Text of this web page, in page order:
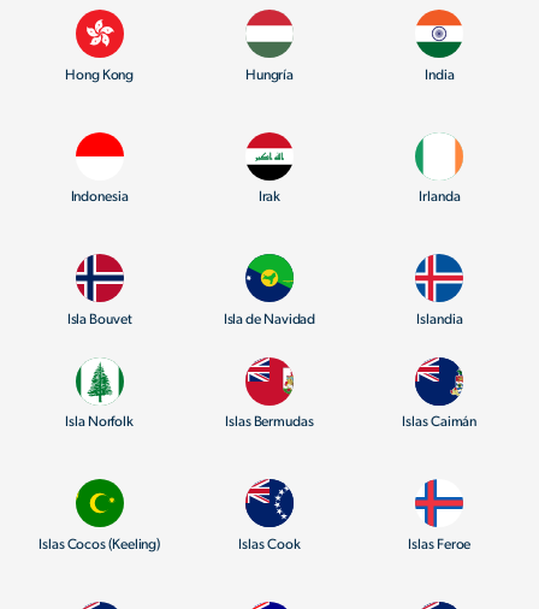
Hong Kong Hungría India
Indonesia Irak Irlanda
Isla Bouvet Isla de Navidad Islandia
Isla Norfolk Islas Bermudas Islas Caimán
Islas Cocos (Keeling) Islas Cook Islas Feroe